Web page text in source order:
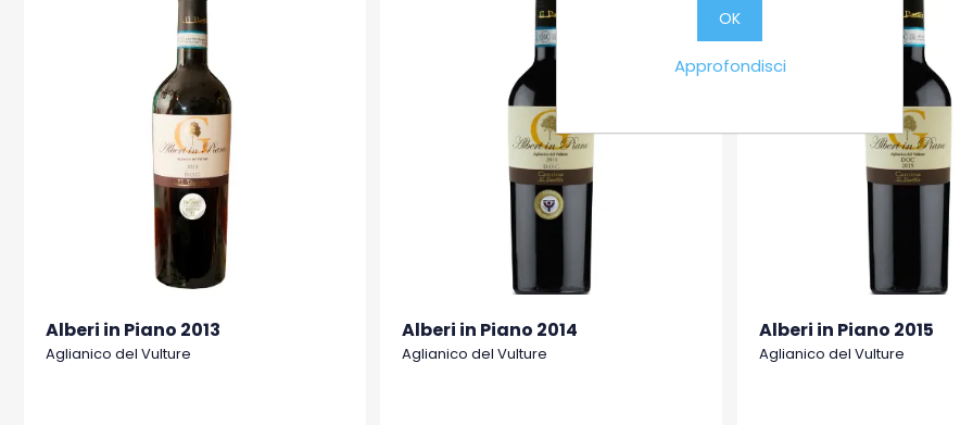
Alberi in Piano 2013
Aglianico del Vulture
Alberi in Piano 2014
Aglianico del Vulture
Alberi in Piano 2015
Aglianico del Vulture
OK
Approfondisci